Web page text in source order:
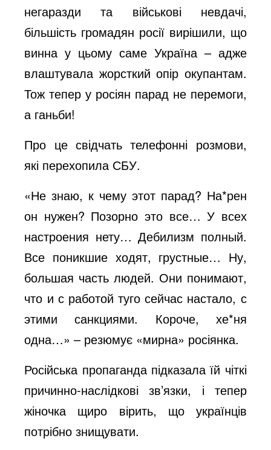
d
e
негаразди та військові невдачі,
більшість громадян росії вирішили, що
винна у цьому саме Україна – адже
влаштувала жорсткий опір окупантам.
Тож тепер у росіян парад не перемоги,
а ганьби!
Про це свідчать телефонні розмови,
які перехопила СБУ.
«Не знаю, к чему этот парад? На*рен
он нужен? Позорно это все… У всех
настроения нету… Дебилизм полный.
Все поникшие ходят, грустные… Ну,
большая часть людей. Они понимают,
что и с работой туго сейчас настало, с
этими санкциями. Короче, хе*ня
одна…» – резюмує «мирна» росіянка.
Російська пропаганда підказала їй чіткі
причинно-наслідкові зв’язки, і тепер
жіночка щиро вірить, що українців
потрібно знищувати.